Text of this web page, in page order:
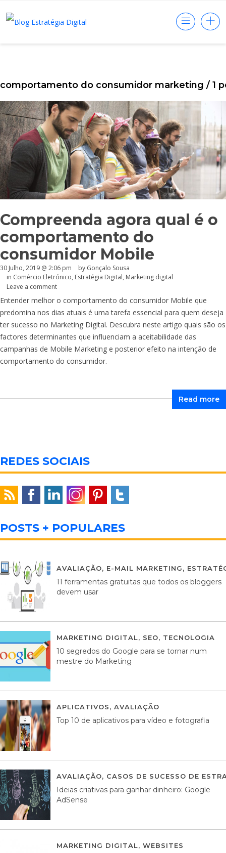
comportamento do consumidor marketing / 1
Compreenda agora qual é o
comportamento do
consumidor Mobile
30 Julho, 2019 @ 2:06 pm by Gonçalo Sousa
in Comércio Eletrónico, Estratégia Digital, Marketing digital
Leave a comment
Entender melhor o comportamento do consumidor Mobile que
predomina nos dias atuais é uma tarefa essencial para quem deseja
ter sucesso no Marketing Digital. Descubra neste artigo quais são os
factores determinantes que influenciam a aceitabilidade das
campanhas de Mobile Marketing e posterior efeito na intenção de
comportamento do consumidor.
Read more
REDES SOCIAIS
POSTS + POPULARES
AVALIAÇÃO, E-MAIL MARKETING,
11 ferramentas gratuitas que todos os bloggers
devem usar
MARKETING DIGITAL, SEO, TECNOLOGIA
10 segredos do Google para se tornar num
mestre do Marketing
APLICATIVOS, AVALIAÇÃO
Top 10 de aplicativos para vídeo e fotografia
AVALIAÇÃO, CASOS DE SUCESSO DE
Ideias criativas para ganhar dinheiro: Google
AdSense
MARKETING DIGITAL, WEBSITES